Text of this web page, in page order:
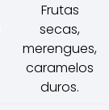
Frutas
secas,
merengues,
caramelos
duros.